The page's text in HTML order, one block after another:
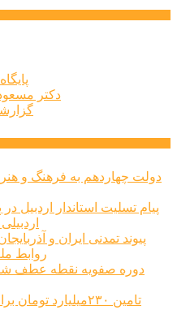
دکتر مسعود
دولت چهاردهم به فرهنگ و هنر
پیام تسلیت استاندار
پیوند تمدنی ایران و
روابط
دوره صفویه نقطه عطف
تامین ۲۳۰میلیارد تومان برای تکمیل تالار شهر اردبیل